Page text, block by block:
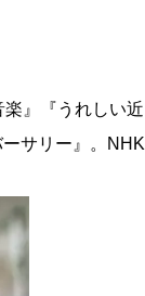
』『うれしい近
サリー』。NHK